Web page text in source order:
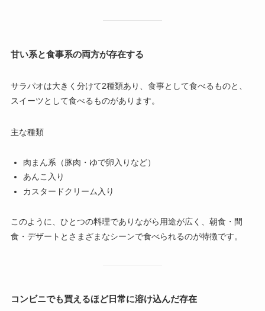
甘い系と食事系の両方が存在する
サラパオは大きく分けて2種類あり、食事として食べるものと、
スイーツとして食べるものがあります。
主な種類
肉まん系（豚肉・ゆで卵入りなど）
あんこ入り
カスタードクリーム入り
このように、ひとつの料理でありながら用途が広く、朝食・間
食・デザートとさまざまなシーンで食べられるのが特徴です。
コンビニでも買えるほど日常に溶け込んだ存在